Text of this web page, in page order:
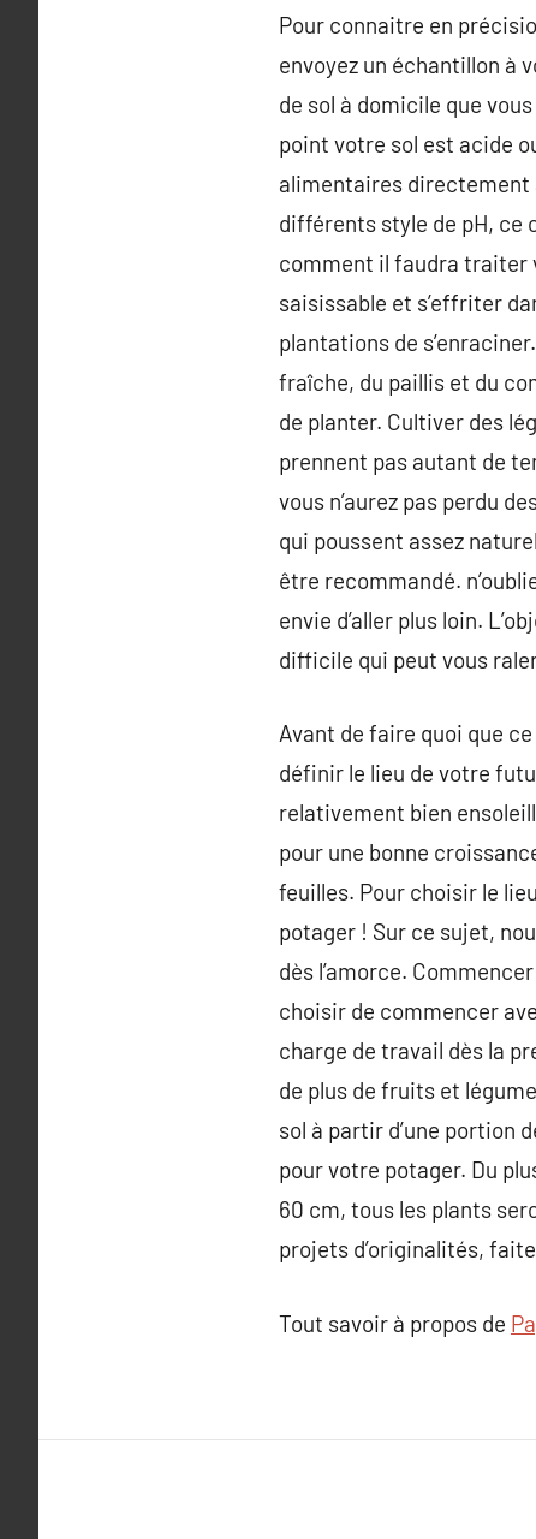
Pour connaitre en
envoyez un échantillon à
de sol à domicile que
point votre sol est acide
alimentaires directement
différents style de pH, ce
comment il faudra traiter
saisissable et s’effriter
plantations de
fraîche, du paillis et du
de planter. Cultiver des
prennent pas autant de
vous n’aurez pas perdu
qui poussent assez
être recommandé.
envie d’aller plus loin.
difficile qui peut vous
Avant de faire quoi que
définir le lieu de votre
relativement bien
pour une bonne
feuilles. Pour choisir le
potager ! Sur ce sujet,
dès l’amorce.
choisir de commencer
charge de travail dès la
de plus de fruits et
sol à partir d’une portion
pour votre potager. Du
60 cm, tous les plants
projets d’originalités,
Tout savoir à propos de